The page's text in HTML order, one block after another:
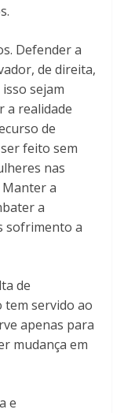
Defender a
de direita,
sejam
a realidade
de
feito sem
nas
Manter a
a
sofrimento a
de
tem servido ao
apenas para
mudança em
e